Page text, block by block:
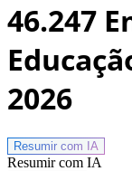
46.247
2026
Resumir com IA
Resumir com IA